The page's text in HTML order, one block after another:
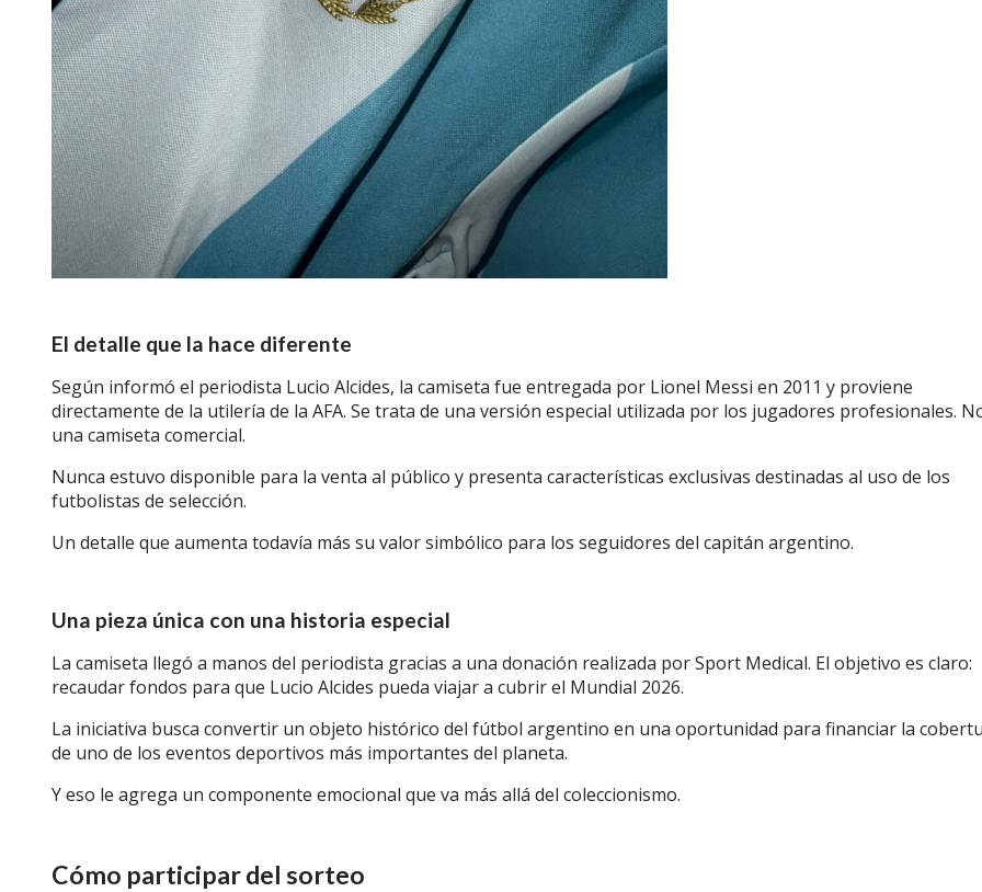
El detalle que la hace diferente
Según informó el periodista Lucio Alcides, la camiseta fue entregada por Lionel Messi en 2011 y proviene
directamente de la utilería de la AFA. Se trata de una versión especial utilizada por los jugadores profesionales.
una camiseta comercial.
Nunca estuvo disponible para la venta al público y presenta características exclusivas destinadas al uso de los
futbolistas de selección.
Un detalle que aumenta todavía más su valor simbólico para los seguidores del capitán argentino.
Una pieza única con una historia especial
La camiseta llegó a manos del periodista gracias a una donación realizada por Sport Medical. El objetivo es claro:
recaudar fondos para que Lucio Alcides pueda viajar a cubrir el Mundial 2026.
La iniciativa busca convertir un objeto histórico del fútbol argentino en una oportunidad para financiar la
de uno de los eventos deportivos más importantes del planeta.
Y eso le agrega un componente emocional que va más allá del coleccionismo.
Cómo participar del sorteo